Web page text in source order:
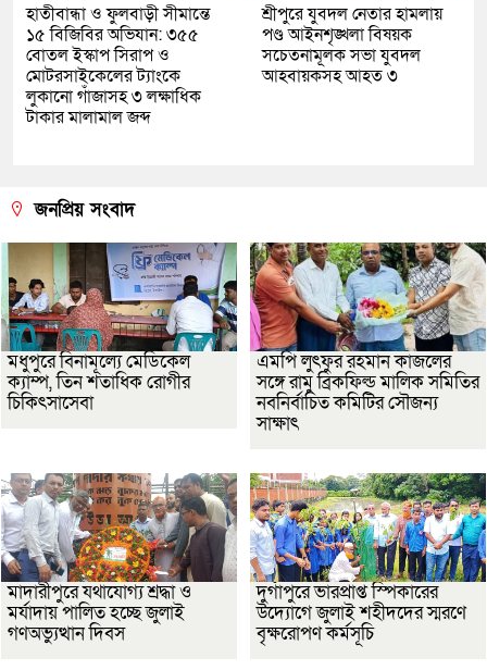
হাতীবান্ধা ও ফুলবাড়ী সীমান্তে
১৫ বিজিবির অভিযান: ৩৫৫
বোতল ইস্কাপ সিরাপ ও
মোটরসাইকেলের ট্যাংকে
লুকানো গাঁজাসহ ৩ লক্ষাধিক
টাকার মালামাল জব্দ
শ্রীপুরে যুবদল নেতার হামলায়
পণ্ড আইনশৃঙ্খলা বিষয়ক
সচেতনামূলক সভা যুবদল
আহবায়কসহ আহত ৩
জনপ্রিয় সংবাদ
মধুপুরে বিনামূল্যে মেডিকেল
ক্যাম্প, তিন শতাধিক রোগীর
চিকিৎসাসেবা
এমপি লুৎফুর রহমান কাজলের
সঙ্গে রামু ব্রিকফিল্ড মালিক সমিতির
নবনির্বাচিত কমিটির সৌজন্য
সাক্ষাৎ
মাদারীপুরে যথাযোগ্য শ্রদ্ধা ও
মর্যাদায় পালিত হচ্ছে জুলাই
গণঅভ্যুত্থান দিবস
দুর্গাপুরে ভারপ্রাপ্ত স্পিকারের
উদ্যোগে জুলাই শহীদদের স্মরণে
বৃক্ষরোপণ কর্মসূচি